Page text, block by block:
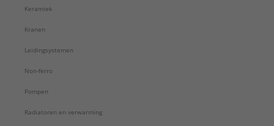
Keramiek
Kranen
Leidingsystemen
Non-ferro
Pompen
Radiatoren en verwarming